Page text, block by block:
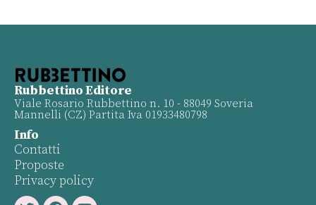
Rubbettino Editore
Viale Rosario Rubbettino n. 10 - 88049 Soveria
Mannelli (CZ) Partita Iva 01933480798
Info
Contatti
Proposte
Privacy policy